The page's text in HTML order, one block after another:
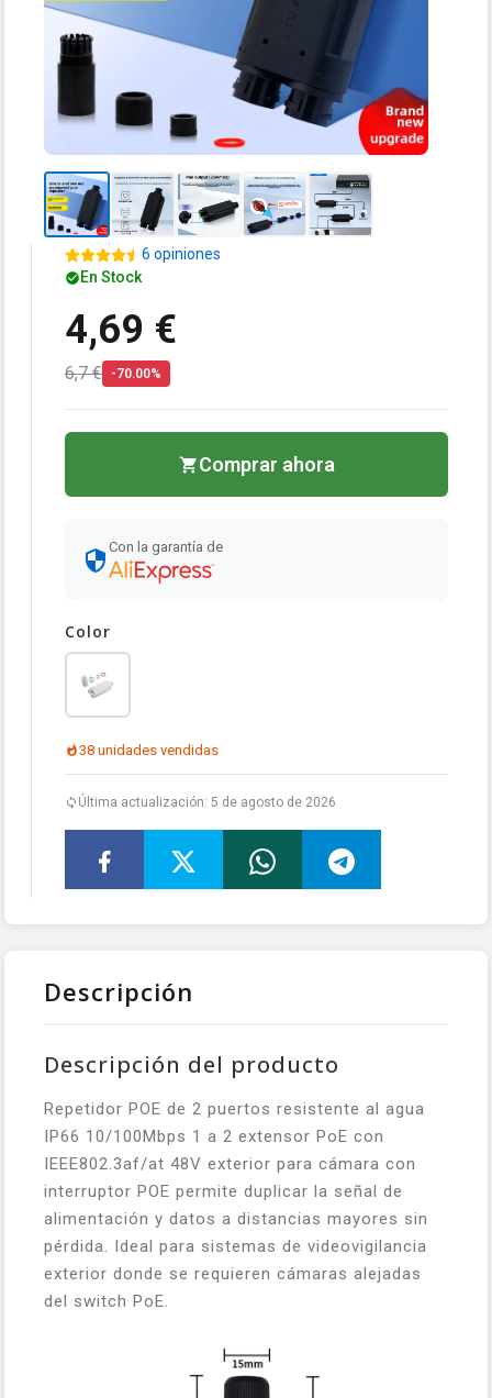
6 opiniones
En Stock
4,69 €
6,7 € -70.00%
Comprar ahora
Con la garantía de
Color
38 unidades vendidas
Última actualización: 5 de agosto de 2026
Descripción
Descripción del producto
Repetidor POE de 2 puertos resistente al agua
IP66 10/100Mbps 1 a 2 extensor PoE con
IEEE802.3af/at 48V exterior para cámara con
interruptor POE permite duplicar la señal de
alimentación y datos a distancias mayores sin
pérdida. Ideal para sistemas de videovigilancia
exterior donde se requieren cámaras alejadas
del switch PoE.